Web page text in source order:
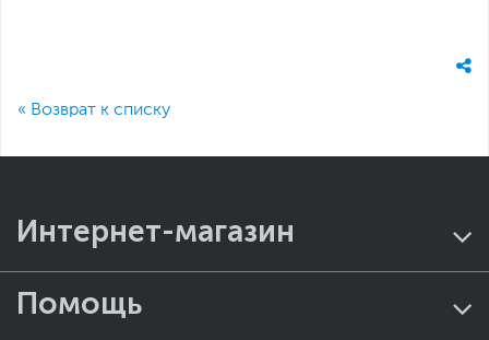
« Возврат к списку
Интернет-магазин
Помощь